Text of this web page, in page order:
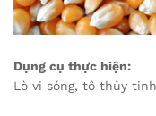
Dụng cụ thực hiện:
Lò vi sóng, tô thủy